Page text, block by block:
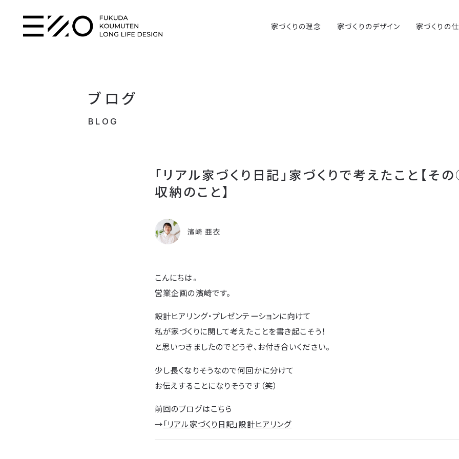
家づくりの理念 家づくりのデザイン 家づくりの
ブログ
BLOG
「リアル家づくり日記」家づくりで考えたこと【そ
収納のこと】
濱崎 亜衣
こんにちは。
営業企画の濱崎です。
設計ヒアリング・プレゼンテーションに向けて
私が家づくりに関して考えたことを書き起こそう！
と思いつきましたのでどうぞ、お付き合いください。
少し長くなりそうなので何回かに分けて
お伝えすることになりそうです（笑）
前回のブログはこちら
→「リアル家づくり日記」設計ヒアリング